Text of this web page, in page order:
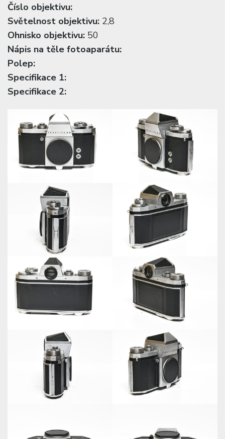
Číslo objektivu:
Světelnost objektivu: 2,8
Ohnisko objektivu: 50
Nápis na těle fotoaparátu:
Polep:
Specifikace 1:
Specifikace 2: